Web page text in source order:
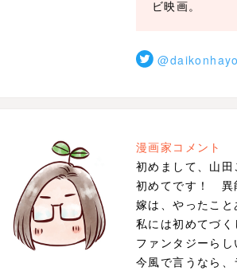
ビ映画。
漫画家コメント
初めまして、山
初めてです！ 異
嫁は、やったこと
私には初めてづ
ファンタジーら
今風で言うなら